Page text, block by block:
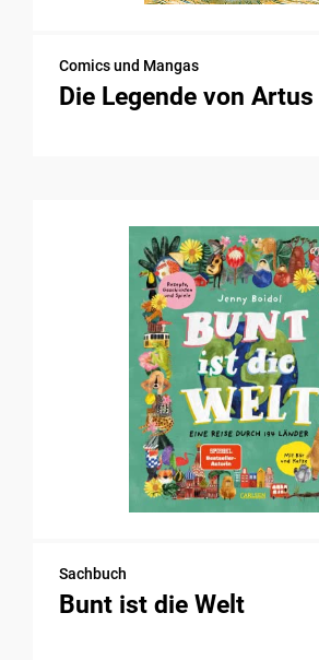
Comics und Mangas
Die Legende von Artus
Sachbuch
Bunt ist die Welt